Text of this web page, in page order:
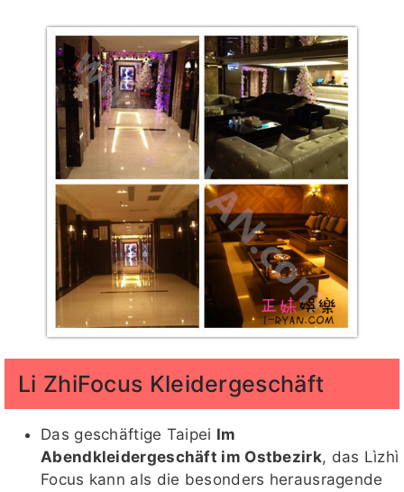
Li ZhiFocus Kleidergeschäft
Das geschäftige Taipei Im
Abendkleidergeschäft im Ostbezirk, das Lìzhì
Focus kann als die besonders herausragende